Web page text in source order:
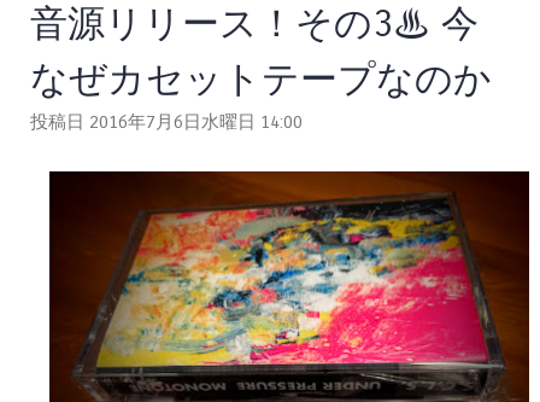
音源リリース！その3♨ 今
なぜカセットテープなのか
投稿日 2016年7月6日水曜日 14:00